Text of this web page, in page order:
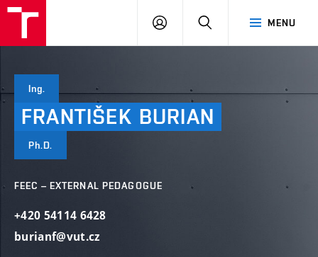
MENU
LOG
SEARCH
Ing.
FRANTIŠEK BURIAN
Ph.D.
FEEC – EXTERNAL PEDAGOGUE
+420 54114 6428
burianf@vut.cz